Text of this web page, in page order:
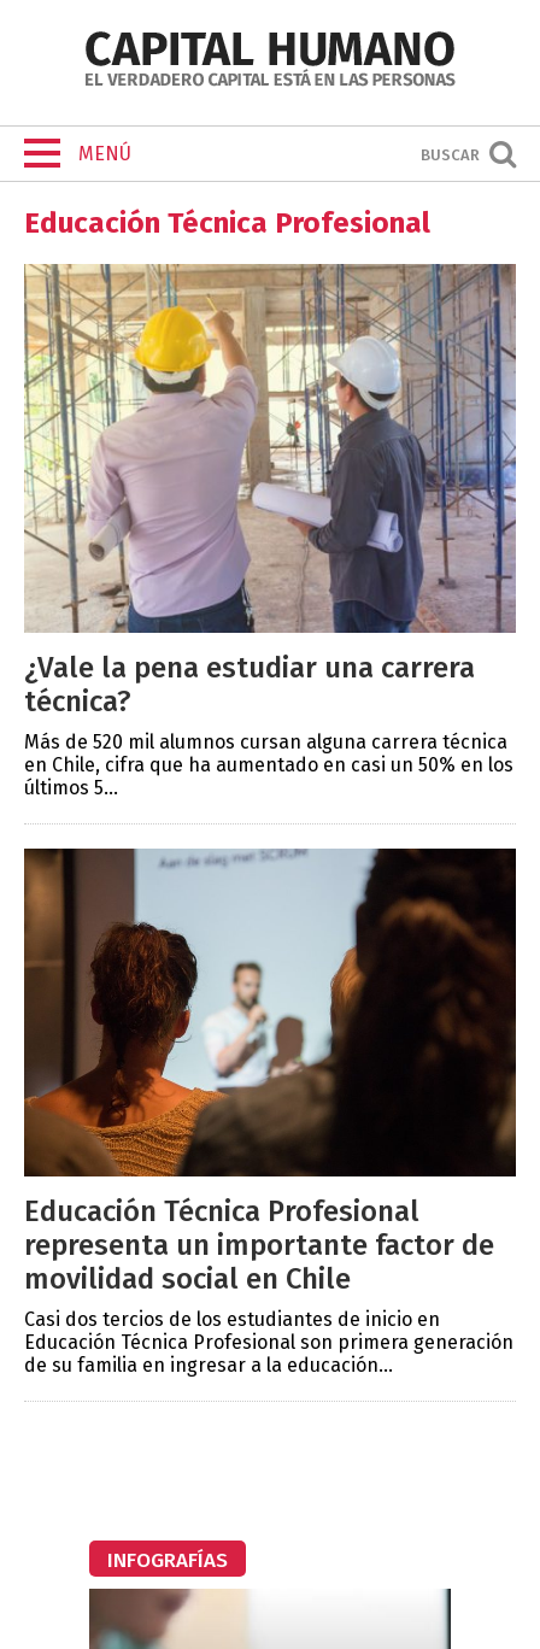
MENÚ BUSCAR
Educación Técnica Profesional
¿Vale la pena estudiar una carrera
técnica?
Más de 520 mil alumnos cursan alguna carrera técnica
en Chile, cifra que ha aumentado en casi un 50% en los
últimos 5...
Educación Técnica Profesional
representa un importante factor de
movilidad social en Chile
Casi dos tercios de los estudiantes de inicio en
Educación Técnica Profesional son primera generación
de su familia en ingresar a la educación...
INFOGRAFÍAS